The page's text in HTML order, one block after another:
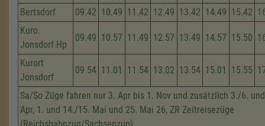
Bertsdorf
09.42 10.49 11.42 12.49 13.42 14.49 15.42
Kuro.
Jonsdorf Hp
09.49 10.57 11.49 12.57 13.49 14.57 15.50
Kurort
Jonsdorf
09.54 11.01 11.54 13.02 13.54 15.01 15.55
Sa/So Züge fahren nur 3. Apr bis 1. Nov und zusätzlich 3./6.
Apr, 1. und 14./15. Mai und 25. Mai 26, ZR Zeitreisezüge